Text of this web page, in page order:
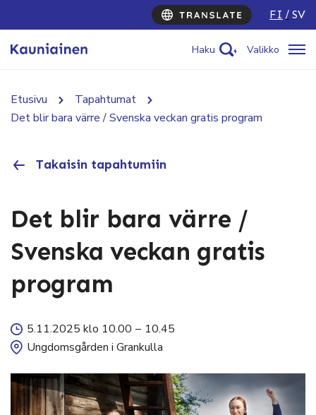
FI SV
Haku Valikko
Etusivu
Tapahtumat
Det blir bara värre / Svenska veckan gratis program
Takaisin tapahtumiin
Det blir bara värre /
Svenska veckan gratis
program
5.11.2025 klo 10.00 – 10.45
Ungdomsgården i Grankulla